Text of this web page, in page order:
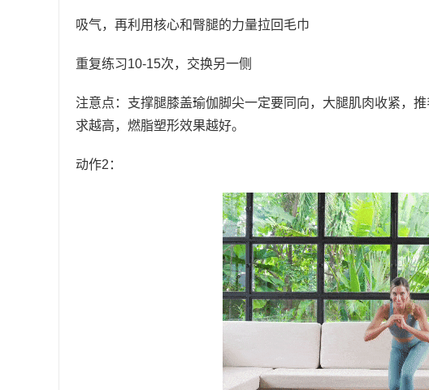
吸气，再利用核心和臀腿的力量拉回毛巾
重复练习10-15次，交换另一侧
注意点：支撑腿膝盖瑜伽脚尖一定要同向，大腿肌肉收紧，
求越高，燃脂塑形效果越好。
动作2：